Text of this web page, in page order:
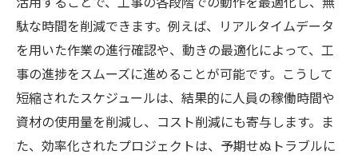
駄な時間を削減できます。例えば、リアルタイムデータ
を用いた作業の進行確認や、動きの最適化によって、工
事の進捗をスムーズに進めることが可能です。こうして
短縮されたスケジュールは、結果的に人員の稼働時間や
資材の使用量を削減し、コスト削減にも寄与します。ま
た、効率化されたプロジェクトは、予期せぬトラブルに